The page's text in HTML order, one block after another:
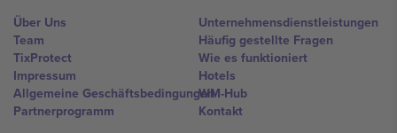
Über Uns
Team
TixProtect
Impressum
Allgemeine Geschäftsbedingungen
Partnerprogramm
Unternehmensdienstleistungen
Häufig gestellte Fragen
Wie es funktioniert
Hotels
WM-Hub
Kontakt